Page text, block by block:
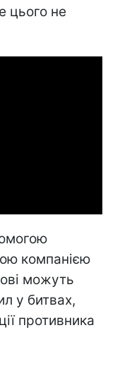
цього не
компанією
можуть
у битвах,
противника